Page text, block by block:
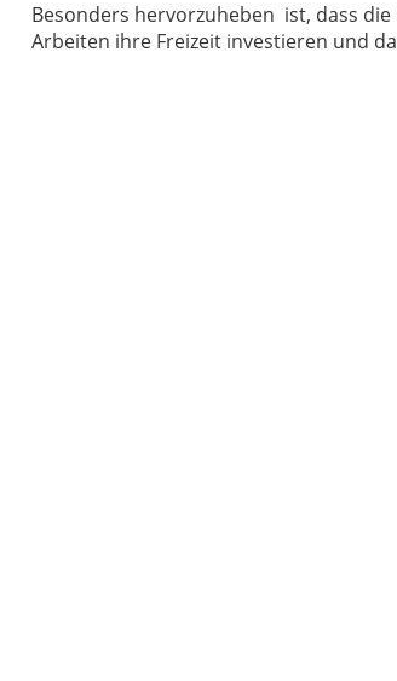
Besonders hervorzuheben ist, dass
Arbeiten ihre Freizeit investieren und